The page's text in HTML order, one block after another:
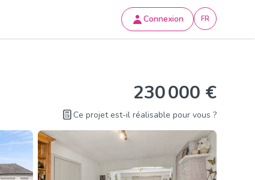
Connexion FR
230 000 €
Ce projet est-il réalisable pour vous ?